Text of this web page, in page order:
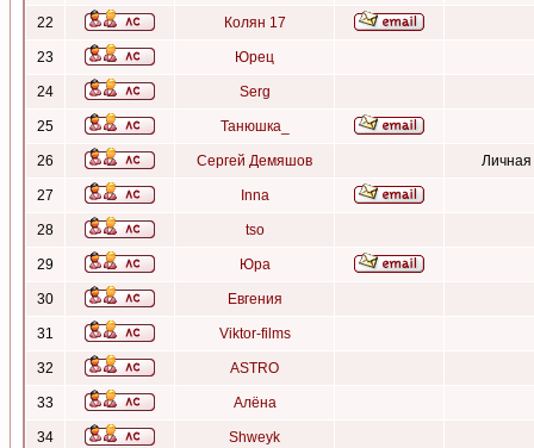
22 Колян 17
23 Юрец
24 Serg
25 Танюшка_
26 Сергей Демяшов Личная
27 Inna
28 tso
29 Юра
30 Евгения
31 Viktor-films
32 ASTRO
33 Алёна
34 Shweyk